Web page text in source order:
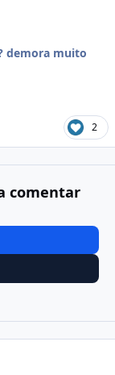
demora muito
2
comentar